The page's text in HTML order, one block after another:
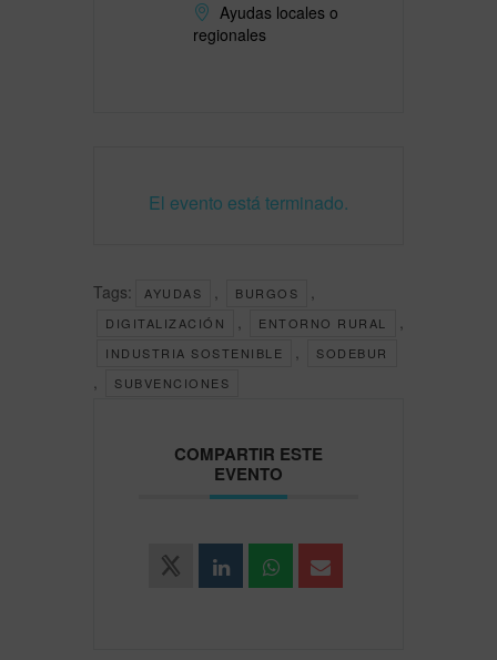
Ayudas locales o
regionales
El evento está terminado.
Tags: AYUDAS , BURGOS ,
DIGITALIZACIÓN , ENTORNO RURAL ,
INDUSTRIA SOSTENIBLE , SODEBUR
, SUBVENCIONES
COMPARTIR ESTE
EVENTO